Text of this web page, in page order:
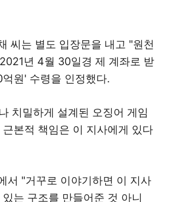
씨는 별도 입장문을 내고 "원천
년 4월 30일경 제 계좌로 받
원' 수령을 인정했다.
치밀하게 설계된 오징어 게임
본적 책임은 이 지사에게 있다
서 "거꾸로 이야기하면 이 지사
는 구조를 만들어준 것 아니